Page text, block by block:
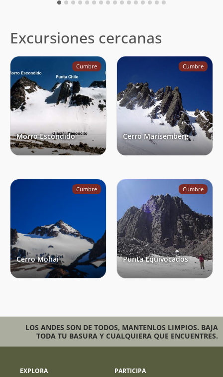
Excursiones cercanas
Cumbre
Morro Escondido
Cumbre
Cerro Marisemberg
Cumbre
Cerro Mohai
Cumbre
Punta Equivocados
LOS ANDES SON DE TODOS, MANTENLOS LIMPIOS. BAJA
TODA TU BASURA Y CUALQUIERA QUE ENCUENTRES.
EXPLORA PARTICIPA